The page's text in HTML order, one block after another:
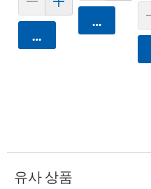
카트에 담기
카트에 담기
유사 상품